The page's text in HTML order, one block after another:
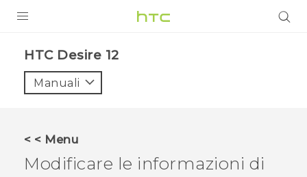
VIVE
HTC Desire 12‎
Manuali
< < Menu
Modificare le informazioni di